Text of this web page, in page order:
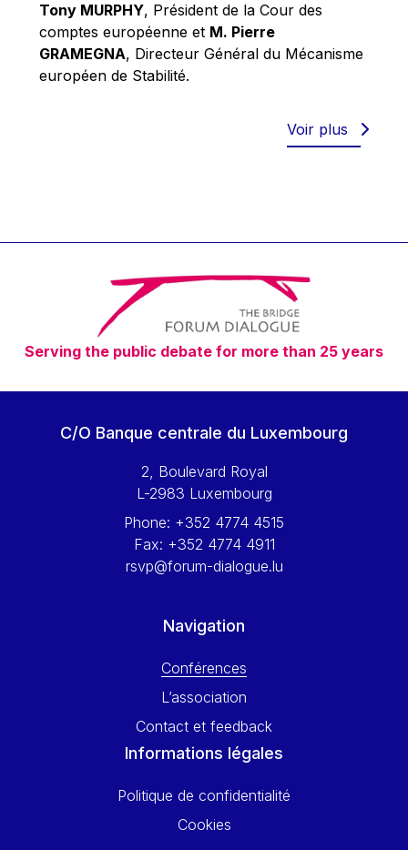
Richard Pelly
Robert Goebbels
Robert REYNDERS
Timothy Radcliffe
Vaclav Klaus
Vassilios Skouris
Vítor Manuel da Silva Caldeira
Viviane Reding
Walter Hagg
Wolfgang Ketterle
Yossi Beillin
Yves FRANCHET
Tony MURPHY, Président de la Cour des
comptes européenne et M. Pierre
GRAMEGNA, Directeur Général du Mécanisme
européen de Stabilité.
Voir plus
Serving the public debate for more than 25 years
C/O Banque centrale du Luxembourg
2, Boulevard Royal
L-2983 Luxembourg
Phone: +352 4774 4515
Fax: +352 4774 4911
rsvp@forum-dialogue.lu
Navigation
Conférences
L’association
Contact et feedback
Informations légales
Politique de confidentialité
Cookies